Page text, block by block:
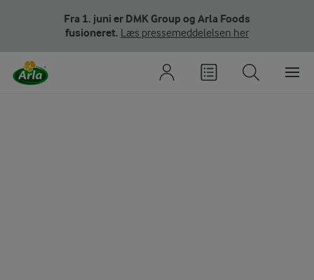
Fra 1. juni er DMK Group og Arla Foods
fusioneret. Læs pressemeddelelsen her